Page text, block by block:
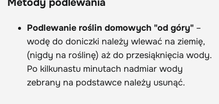
Metody podlewania
Podlewanie roślin domowych "od góry" –
wodę do doniczki należy wlewać na ziemię,
(nigdy na roślinę) aż do przesiąknięcia wody.
Po kilkunastu minutach nadmiar wody
zebrany na podstawce należy usunąć.